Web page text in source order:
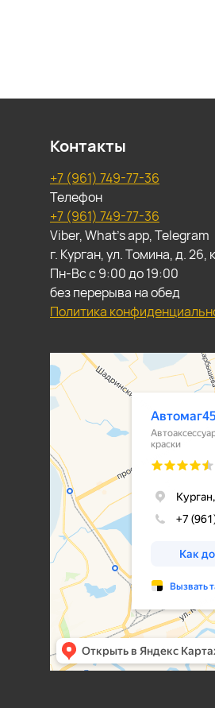
Контакты
+7 (961) 749-77-36
Телефон
+7 (961) 749-77-36
Viber, What's app, Telegram
г. Курган, ул. Томина, д.
Пн-Вс с 9:00 до 19:00
без перерыва на обед
Политика